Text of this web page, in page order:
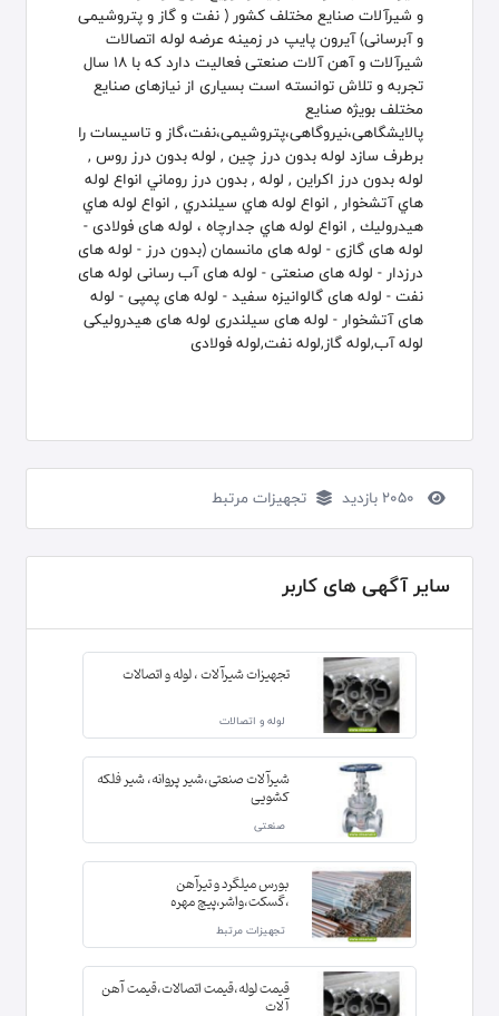
و شیرآلات صنایع مختلف کشور ( نفت و گاز و پتروشیمی
و آبرسانی) آیرون پایپ در زمینه عرضه لوله اتصالات
شیرآلات و آهن آلات صنعتی فعالیت دارد که با 18 سال
تجربه و تلاش توانسته است بسیاری از نیازهای صنایع
مختلف بویژه صنایع
پالایشگاهی،نیروگاهی،پتروشیمی،نفت،گاز و تاسیسات را
برطرف سازد لوله بدون درز چین , لوله بدون درز روس ,
لوله بدون درز اكراين , لوله , بدون درز روماني انواع لوله
هاي آتشخوار , انواع لوله هاي سيلندري , انواع لوله هاي
هيدروليك , انواع لوله هاي جدارچاه ، لوله های فولادی -
لوله های گازی - لوله های مانسمان (بدون درز - لوله های
درزدار - لوله های صنعتی - لوله های آب رسانی لوله های
نفت - لوله های گالوانیزه سفید - لوله های پمپی - لوله
های آتشخوار - لوله های سیلندری لوله های هیدرولیکی
لوله آب,لوله گاز,لوله نفت,لوله فولادی
تجهیزات مرتبط
سایر آگهی های کاربر
تجهیزات شیرآلات ، لوله و اتصالات
لوله و اتصالات
شیرآلات صنعتی،شیر پروانه، شیر فلکه
کشویی
صنعتی
بورس میلگرد و تیرآهن
،گسکت،واشر،پیچ مهره
تجهیزات مرتبط
قیمت لوله،قیمت اتصالات،قیمت آهن
آلات